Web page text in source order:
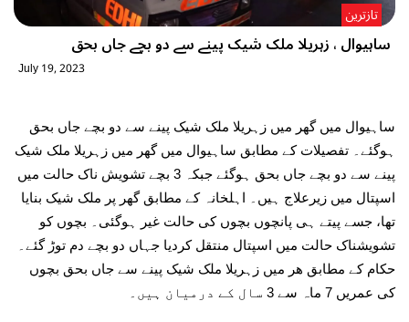
ساہیوال ، زہریلا ملک شیک پینے سے دو بچے جاں بحق
تازترین
July 19, 2023
ساہیوال میں گھر میں زہریلا ملک شیک پینے سے دو بچے جاں بحق
ہوگئے۔ تفصیلات کے مطابق ساہیوال میں گھر میں زہریلا ملک شیک
پینے سے دو بچے جاں بحق ہوگئے جبکہ 3 بچے تشویش ناک حالت میں
اسپتال میں زیرعلاج ہیں۔ اہلخانہ کے مطابق گھر پر ملک شیک بنایا
تھا، جسے پیتے ہی پانچوں بچوں کی حالت غیر ہوگئی۔ بچوں کو
تشویشناک حالت میں اسپتال منتقل کردیا جہاں دو بچے دم توڑ گئے۔
حکام کے مطابق ھر میں زہریلا ملک شیک پینے سے جاں بحق بچوں
کی عمریں 7 ماہ سے 3 سال کے درمیان ہیں۔